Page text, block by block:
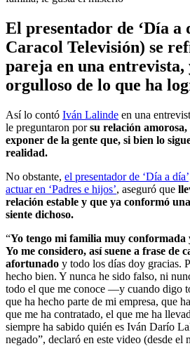
El presentador de ‘Día a
Caracol Televisión) se
pareja en una entrevista,
orgulloso de lo que ha
Así lo contó Iván Lalinde en una
le preguntaron porsu relación
exponer de la gente que, si bien lo
realidad.
No obstante, el presentador de ‘Día a
actuar en ‘Padres e hijos’, aseguró que
relación estable y que ya conformó
siente dichoso.
“Yo tengo mi familia muy
Yo me considero, así suene a frase de
afortunado y todo los días doy gracias.
hecho bien. Y nunca he sido falso, ni
todo el que me conoce —y cuando digo
que ha hecho parte de mi empresa, que
que me ha contratado, el que me ha
siempre ha sabido quién es Iván Darío
negado”, declaró en este video (desde el